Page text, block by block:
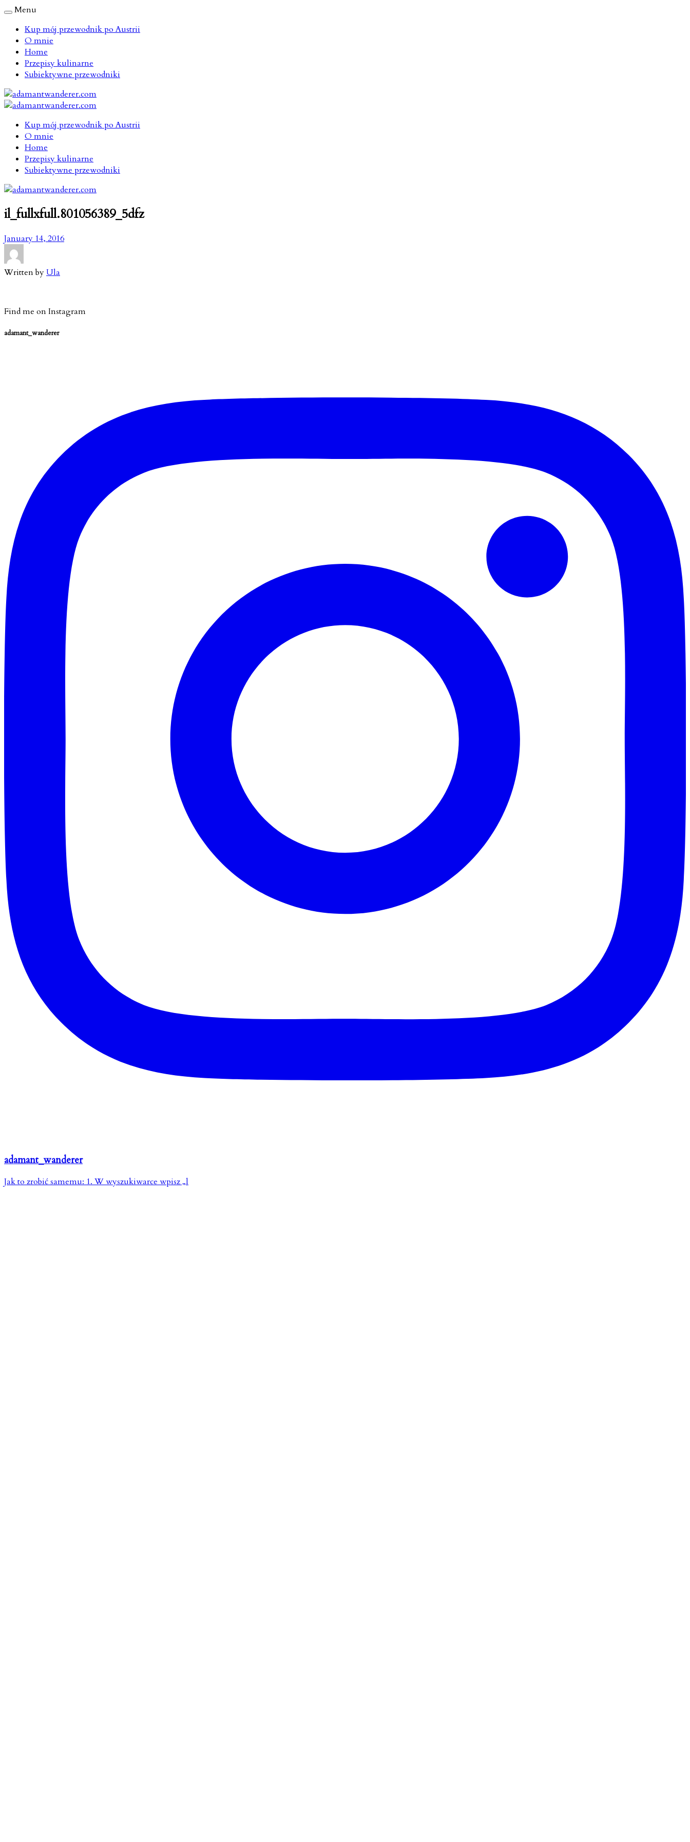
Menu
Kup mój przewodnik po Austrii
O mnie
Home
Przepisy kulinarne
Subiektywne przewodniki
Kup mój przewodnik po Austrii
O mnie
Home
Przepisy kulinarne
Subiektywne przewodniki
il_fullxfull.801056389_5dfz
January 14, 2016
Written byUla
Find me on Instagram
adamant_wanderer
adamant_wanderer
Jak to zrobić samemu: 1. W wyszukiwarce wpisz „l